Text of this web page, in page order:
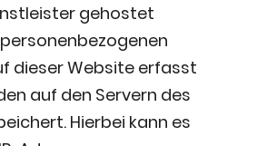
gehostet
dieser Website erfasst
auf den Servern des
Hierbei kann es